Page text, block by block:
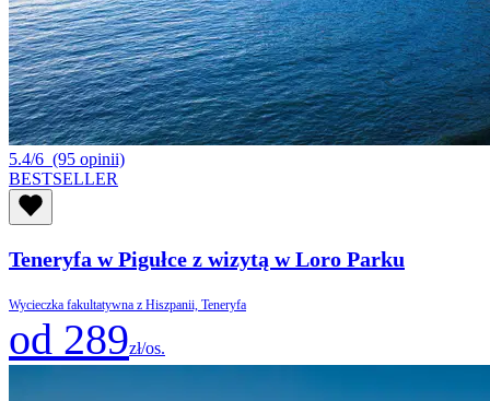
5.4/6 (95 opinii)
BESTSELLER
Teneryfa w Pigułce z wizytą w Loro Parku
Wycieczka fakultatywna z Hiszpanii, Teneryfa
od 289zł/os.